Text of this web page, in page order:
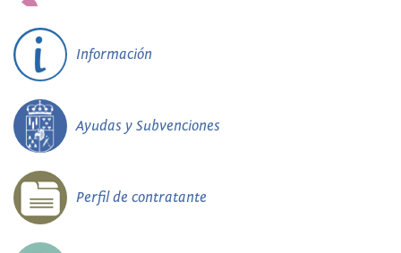
Información
Ayudas y Subvenciones
Perfil de contratante